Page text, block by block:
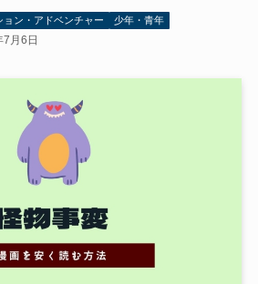
ョン・アドベンチャー 少年・青年
7月6日